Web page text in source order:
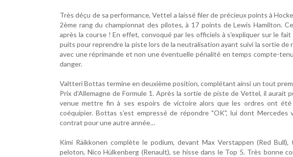
Très déçu de sa performance, Vettel a laissé filer de précieux points à
2ème rang du championnat des pilotes, à 17 points de Lewis Hamilton.
après la course ! En effet, convoqué par les officiels à s'expliquer sur le
puits pour reprendre la piste lors de la neutralisation ayant suivi la sortie de
avec une réprimande et non une éventuelle pénalité en temps compte-
danger.
Valtteri Bottas termine en deuxième position, complétant ainsi un tout
Prix d'Allemagne de Formule 1. Après la sortie de piste de Vettel, il aurait
venue mettre fin à ses espoirs de victoire alors que les ordres ont
coéquipier. Bottas s’est empressé de répondre "OK", lui dont Mercedes
contrat pour une autre année…
Kimi Räikkonen complète le podium, devant Max Verstappen (Red
peloton, Nico Hülkenberg (Renault), se hisse dans le Top 5. Très bonne